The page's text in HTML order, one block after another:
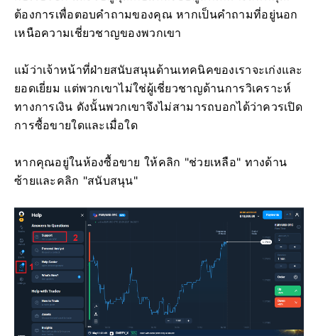
ต้องการเพื่อตอบคำถามของคุณ หากเป็นคำถามที่อยู่นอก
เหนือความเชี่ยวชาญของพวกเขา
แม้ว่าเจ้าหน้าที่ฝ่ายสนับสนุนด้านเทคนิคของเราจะเก่งและ
ยอดเยี่ยม แต่พวกเขาไม่ใช่ผู้เชี่ยวชาญด้านการวิเคราะห์
ทางการเงิน ดังนั้นพวกเขาจึงไม่สามารถบอกได้ว่าควรเปิด
การซื้อขายใดและเมื่อใด
หากคุณอยู่ในห้องซื้อขาย ให้คลิก "ช่วยเหลือ" ทางด้าน
ซ้ายและคลิก "สนับสนุน"